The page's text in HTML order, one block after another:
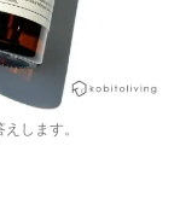
します。